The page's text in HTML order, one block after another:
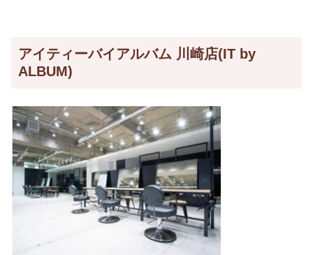
アイティーバイアルバム 川崎店(IT by
ALBUM)